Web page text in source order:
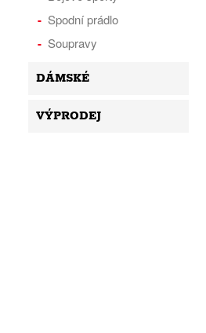
Spodní prádlo
Soupravy
DÁMSKÉ
VÝPRODEJ